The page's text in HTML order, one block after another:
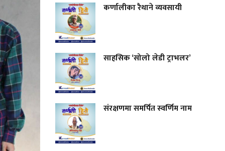
कर्णालीका रैथाने व्यवसायी
साहसिक ‘सोलो लेडी ट्राभलर’
संरक्षणमा समर्पित स्वर्णिम नाम